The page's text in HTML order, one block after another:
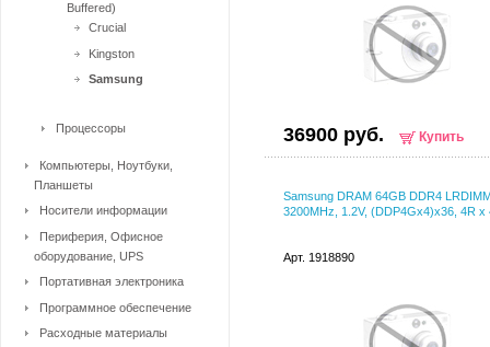
36900 руб. Купить
Samsung DRAM 64GB DDR4
3200MHz, 1.2V, (DDP4Gx4)x36, 4R x
Арт. 1918890
Buffered)
Crucial
Kingston
Samsung
Процессоры
Компьютеры, Ноутбуки,
Планшеты
Носители информации
Периферия, Офисное
оборудование, UPS
Портативная электроника
Программное обеспечение
Расходные материалы